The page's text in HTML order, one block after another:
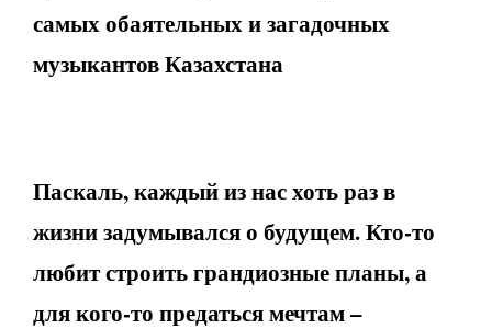
самых обаятельных и загадочных
музыкантов Казахстана
Паскаль, каждый из нас хоть раз в
жизни задумывался о будущем. Кто-то
любит строить грандиозные планы, а
для кого-то предаться мечтам –